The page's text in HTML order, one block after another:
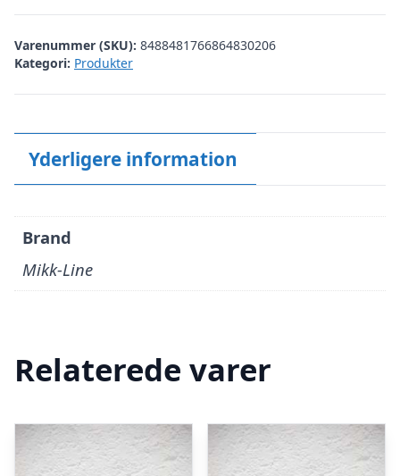
kr. 499,95.kr. 249,98.
Varenummer (SKU): 8488481766864830206
Kategori: Produkter
Yderligere information
Brand
Mikk-Line
Relaterede varer